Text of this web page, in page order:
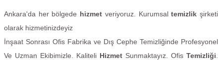
Ankara'da her bölgede hizmet veriyoruz. Kurumsaltemizlik şirketi
olarak hizmetinizdeyiz
İnşaat Sonrası Ofis Fabrika ve Dış Cephe Temizliğinde Profesyonel
Ve Uzman Ekibimizle. Kaliteli Hizmet Sunmaktayız. Ofis Temizliği